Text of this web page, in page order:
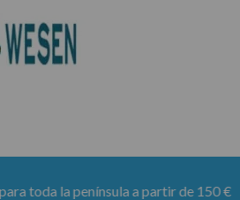
la península a partir de 150 €